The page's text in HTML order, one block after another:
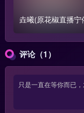
垚曦(原花椒直播宁
直播视频
评论（1）